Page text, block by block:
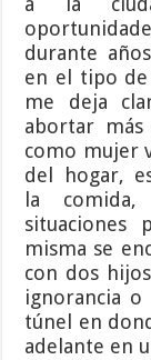
durante
en el tipo
me deja
abortar
como mujer
del hogar,
la
situaciones
misma se
con dos
ignorancia
túnel en
adelante en